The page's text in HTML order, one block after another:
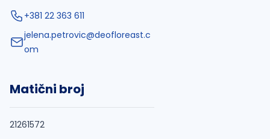
+381 22 363 611
jelena.petrovic@deofloreast.c
om
Matični broj
21261572